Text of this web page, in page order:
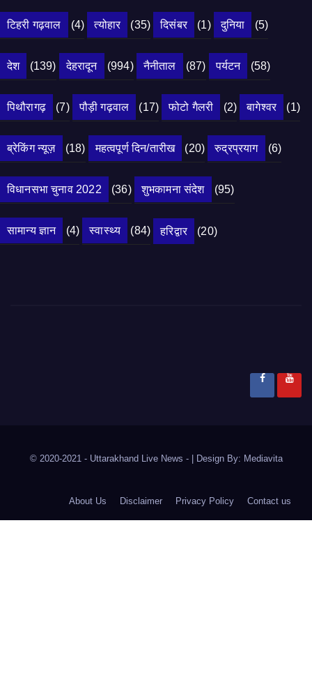
टिहरी गढ़वाल (4) त्योहार (35) दिसंबर (1) दुनिया (5)
देश (139) देहरादून (994) नैनीताल (87) पर्यटन (58)
पिथौरागढ़ (7) पौड़ी गढ़वाल (17) फोटो गैलरी (2) बागेश्वर (1)
ब्रेकिंग न्यूज़ (18) महत्वपूर्ण दिन/तारीख (20) रुद्रप्रयाग (6)
विधानसभा चुनाव 2022 (36) शुभकामना संदेश (95)
सामान्य ज्ञान (4) स्वास्थ्य (84) हरिद्वार (20)
© 2020-2021 - Uttarakhand Live News - Design By: Mediavita
About Us Disclaimer Privacy Policy Contact us